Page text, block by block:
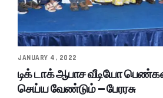
JANUARY 4, 2022
டிக் டாக் ஆபாச வீடியோ
செய்ய வேண்டும் – பேரரசு